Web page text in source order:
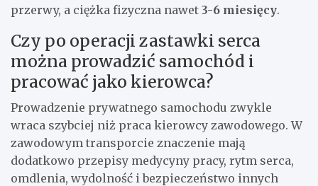
przerwy, a ciężka fizyczna nawet 3-6 miesięcy.
Czy po operacji zastawki serca
można prowadzić samochód i
pracować jako kierowca?
Prowadzenie prywatnego samochodu zwykle
wraca szybciej niż praca kierowcy zawodowego. W
zawodowym transporcie znaczenie mają
dodatkowo przepisy medycyny pracy, rytm serca,
omdlenia, wydolność i bezpieczeństwo innych